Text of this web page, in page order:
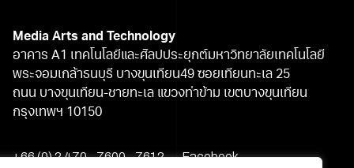
Media Arts and Technology
อาคาร A1 เทคโนโลยีและศิลปประยุกต์มหาวิทยาลัยเทคโนโลยี
พระจอมเกล้าธนบุรี บางขุนเทียน49 ซอยเทียนทะเล 25
ถนน บางขุนเทียน-ชายทะเล แขวงท่าข้าม เขตบางขุนเทียน
กรุงเทพฯ 10150
+66 (0) 2 470 - 7600 - 7612
Facebook